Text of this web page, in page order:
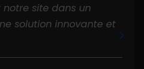
site dans un
solution innovante et